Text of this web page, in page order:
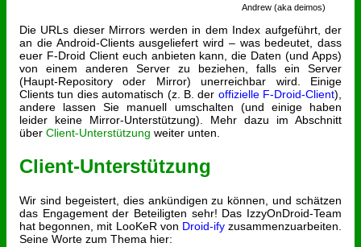
Andrew (aka deimos)
Die URLs dieser Mirrors werden in dem Index aufgeführt, der
an die Android-Clients ausgeliefert wird – was bedeutet, dass
euer F-Droid Client euch anbieten kann, die Daten (und Apps)
von einem anderen Server zu beziehen, falls ein Server
(Haupt-Repository oder Mirror) unerreichbar wird. Einige
Clients tun dies automatisch (z. B. der offizielle F-Droid-Client),
andere lassen Sie manuell umschalten (und einige haben
leider keine Mirror-Unterstützung). Mehr dazu im Abschnitt
über Client-Unterstützung weiter unten.
Client-Unterstützung
Wir sind begeistert, dies ankündigen zu können, und schätzen
das Engagement der Beteiligten sehr! Das IzzyOnDroid-Team
hat begonnen, mit LooKeR von Droid-ifyzusammenzuarbeiten.
Seine Worte zum Thema hier: